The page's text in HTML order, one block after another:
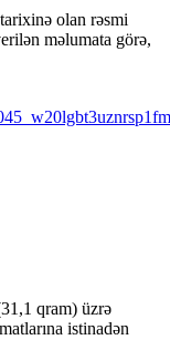
olan rəsmi
məlumata görə,
qram) üzrə
istinadən